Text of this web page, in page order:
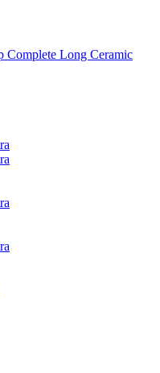
Complete Long Ceramic